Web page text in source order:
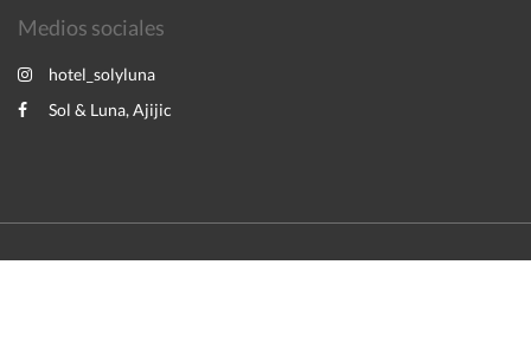
Medios sociales
hotel_solyluna
Sol & Luna, Ajijic